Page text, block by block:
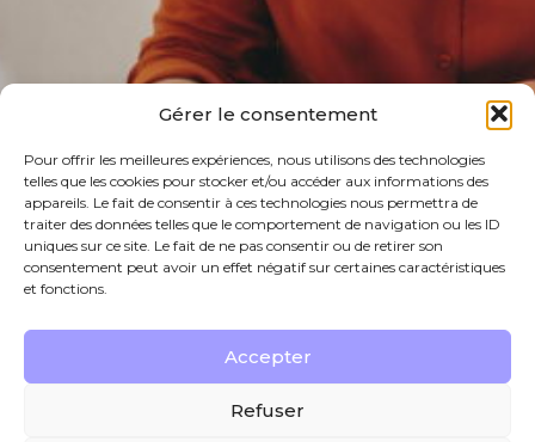
Gérer le consentement
Pour offrir les meilleures expériences, nous utilisons des technologies
telles que les cookies pour stocker et/ou accéder aux informations des
appareils. Le fait de consentir à ces technologies nous permettra de
traiter des données telles que le comportement de navigation ou les ID
uniques sur ce site. Le fait de ne pas consentir ou de retirer son
consentement peut avoir un effet négatif sur certaines caractéristiques
et fonctions.
Accepter
Refuser
Principale
Actualités Contact